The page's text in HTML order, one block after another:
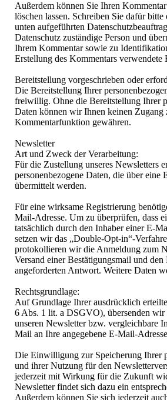
Außerdem können Sie Ihren
löschen lassen. Schreiben Sie dafür
unten aufgeführten
Datenschutz zuständige Person und
Ihrem Kommentar sowie zu
Erstellung des Kommentars verwendete
Bereitstellung vorgeschrieben oder
Die Bereitstellung Ihrer
freiwillig. Ohne die Bereitstellung Ihrer
Daten können wir Ihnen keinen Zugang
Kommentarfunktion gewähren.
Newsletter
Art und Zweck der Verarbeitung:
Für die Zustellung unseres Newsletters
personenbezogene Daten, die über eine
übermittelt werden.
Für eine wirksame Registrierung
Mail-Adresse. Um zu überprüfen, dass
tatsächlich durch den Inhaber einer E-
setzen wir das „Double-Opt-in“-
protokollieren wir die Anmeldung zum
Versand einer Bestätigungsmail und
angeforderten Antwort. Weitere Daten
Rechtsgrundlage:
Auf Grundlage Ihrer ausdrücklich
6 Abs. 1 lit. a DSGVO), übersenden wir
unseren Newsletter bzw. vergleichbare
Mail an Ihre angegebene E-Mail-
Die Einwilligung zur Speicherung Ihrer
und ihrer Nutzung für den
jederzeit mit Wirkung für die Zukunft
Newsletter findet sich dazu ein
Außerdem können Sie sich jederzeit